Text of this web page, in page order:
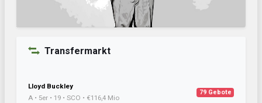
Transfermarkt
Lloyd Buckley
A • 5er • 19 • SCO • €116,4 Mio
79 Gebote